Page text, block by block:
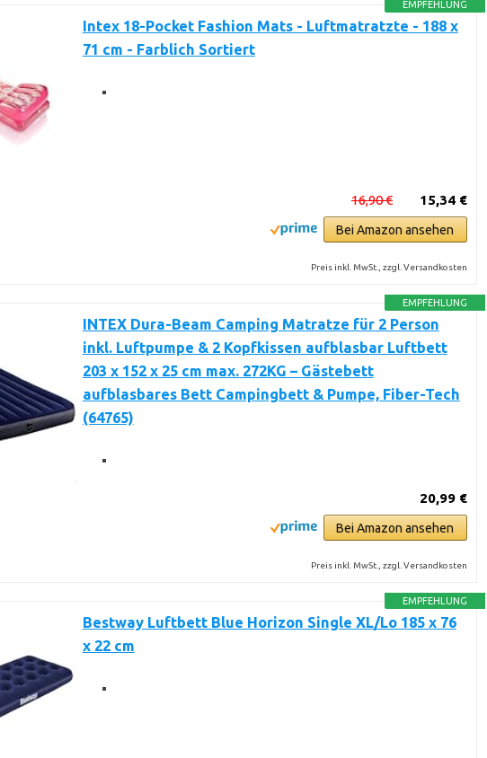
EMPFEHLUNG
Intex 18-Pocket Fashion Mats - Luftmatratzte - 188 x
71 cm - Farblich Sortiert
15,34 €
16,90 €
Bei Amazon ansehen
Preis inkl. MwSt., zzgl. Versandkosten
EMPFEHLUNG
INTEX Dura-Beam Camping Matratze für 2 Person
inkl. Luftpumpe & 2 Kopfkissen aufblasbar Luftbett
203 x 152 x 25 cm max. 272KG – Gästebett
aufblasbares Bett Campingbett & Pumpe, Fiber-Tech
(64765)
20,99 €
Bei Amazon ansehen
Preis inkl. MwSt., zzgl. Versandkosten
EMPFEHLUNG
Bestway Luftbett Blue Horizon Single XL/Lo 185 x 76
x 22 cm